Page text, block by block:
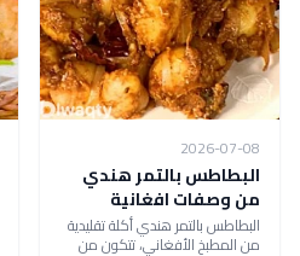
2026-07-08
البطاطس بالتمر هندي
من وصفات افغانية
البطاطس بالتمر هندي أكلة تقليدية
من المطبخ الأفغاني، تتكون من